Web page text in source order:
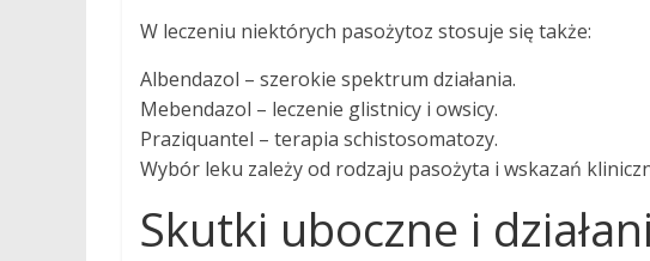
W leczeniu niektórych pasożytoz stosuje się także:
Albendazol – szerokie spektrum działania.
Mebendazol – leczenie glistnicy i owsicy.
Praziquantel – terapia schistosomatozy.
Wybór leku zależy od rodzaju pasożyta i wskazań
Skutki uboczne i